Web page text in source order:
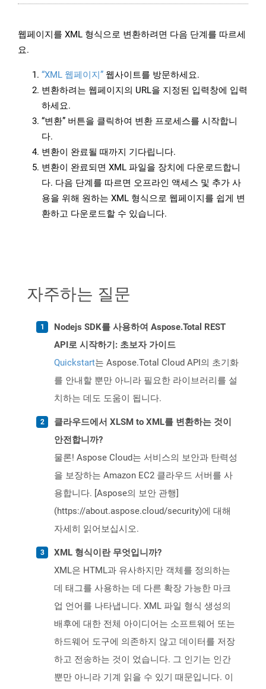
웹페이지를 XML 형식으로 변환하려면 다음 단계를 따르세
요.
“XML 웹페이지” 웹사이트를 방문하세요.
변환하려는 웹페이지의 URL을 지정된 입력창에 입력
하세요.
“변환” 버튼을 클릭하여 변환 프로세스를 시작합니
다.
변환이 완료될 때까지 기다립니다.
변환이 완료되면 XML 파일을 장치에 다운로드합니
다. 다음 단계를 따르면 오프라인 액세스 및 추가 사
용을 위해 원하는 XML 형식으로 웹페이지를 쉽게 변
환하고 다운로드할 수 있습니다.
자주하는 질문
Nodejs SDK를 사용하여 Aspose.Total REST
API로 시작하기: 초보자 가이드
Quickstart는 Aspose.Total Cloud API의 초기화
를 안내할 뿐만 아니라 필요한 라이브러리를 설
치하는 데도 도움이 됩니다.
클라우드에서 XLSM to XML를 변환하는 것이
안전합니까?
물론! Aspose Cloud는 서비스의 보안과 탄력성
을 보장하는 Amazon EC2 클라우드 서버를 사
용합니다. [Aspose의 보안 관행]
(https://about.aspose.cloud/security)에 대해
자세히 읽어보십시오.
XML 형식이란 무엇입니까?
XML은 HTML과 유사하지만 객체를 정의하는
데 태그를 사용하는 데 다른 확장 가능한 마크
업 언어를 나타냅니다. XML 파일 형식 생성의
배후에 대한 전체 아이디어는 소프트웨어 또는
하드웨어 도구에 의존하지 않고 데이터를 저장
하고 전송하는 것이 었습니다. 그 인기는 인간
뿐만 아니라 기계 읽을 수 있기 때문입니다. 이